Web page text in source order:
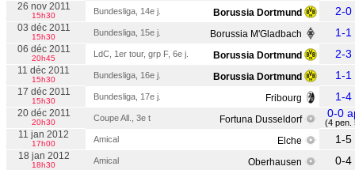
26 nov 2011
15h30 Bundesliga, 14e j. Borussia Dortmund 2-0
03 déc 2011
15h30 Bundesliga, 15e j. Borussia M'Gladbach 1-1
06 déc 2011
20h45 LdC, 1er tour, grp F, 6e j. Borussia Dortmund 2-3
11 déc 2011
15h30 Bundesliga, 16e j. Borussia Dortmund 1-1
17 déc 2011
15h30 Bundesliga, 17e j. Fribourg 1-4
20 déc 2011
20h30 Coupe All., 3e t Fortuna Dusseldorf 0-0
(4 pen.
11 jan 2012
17h00 Amical Elche 1-5
18 jan 2012
18h30 Amical Oberhausen 0-4